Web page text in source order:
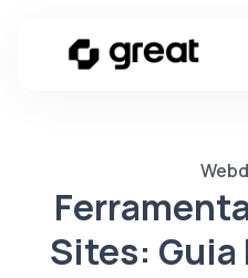
Sites: Guia